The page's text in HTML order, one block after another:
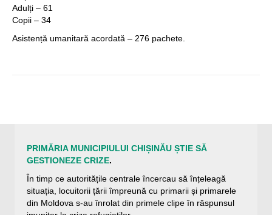
Adulți – 61
Copii – 34
Asistență umanitară acordată – 276 pachete.
PRIMĂRIA MUNICIPIULUI CHIȘINĂU ȘTIE SĂ
GESTIONEZE CRIZE.
În timp ce autoritățile centrale încercau să înțeleagă
situația, locuitorii țării împreună cu primarii și primarele
din Moldova s-au înrolat din primele clipe în răspunsul